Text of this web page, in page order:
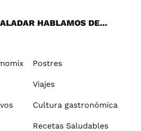
HABLAMOS DE...
Postres
Viajes
Cultura gastronómica
Recetas Saludables